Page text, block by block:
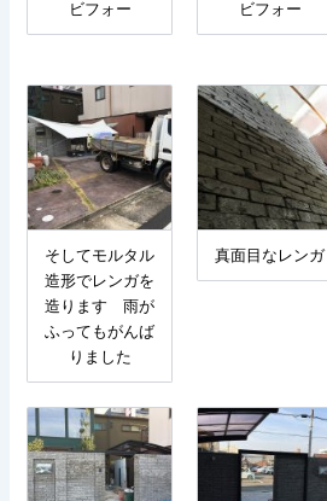
ビフォー ビフォー
そしてモルタル
造形でレンガを
造ります 雨が
ふってもがんば
りました
真面目なレンガ